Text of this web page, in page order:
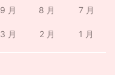
9 月 8 月 7 月
3 月 2 月 1 月